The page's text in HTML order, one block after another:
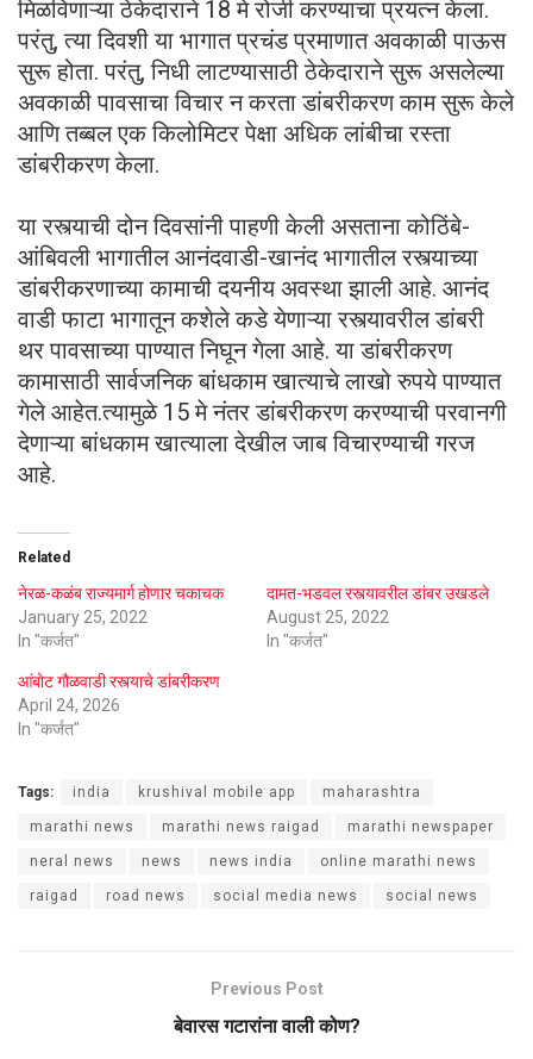
मिळविणाऱ्या ठेकेदाराने 18 मे रोजी करण्याचा प्रयत्न केला.
परंतु, त्या दिवशी या भागात प्रचंड प्रमाणात अवकाळी पाऊस
सुरू होता. परंतु, निधी लाटण्यासाठी ठेकेदाराने सुरू असलेल्या
अवकाळी पावसाचा विचार न करता डांबरीकरण काम सुरू केले
आणि तब्बल एक किलोमिटर पेक्षा अधिक लांबीचा रस्ता
डांबरीकरण केला.
या रस्त्याची दोन दिवसांनी पाहणी केली असताना कोठिंबे-
आंबिवली भागातील आनंदवाडी-खानंद भागातील रस्त्याच्या
डांबरीकरणाच्या कामाची दयनीय अवस्था झाली आहे. आनंद
वाडी फाटा भागातून कशेले कडे येणाऱ्या रस्त्यावरील डांबरी
थर पावसाच्या पाण्यात निघून गेला आहे. या डांबरीकरण
कामासाठी सार्वजनिक बांधकाम खात्याचे लाखो रुपये पाण्यात
गेले आहेत.त्यामुळे 15 मे नंतर डांबरीकरण करण्याची परवानगी
देणाऱ्या बांधकाम खात्याला देखील जाब विचारण्याची गरज
आहे.
Related
नेरळ-कळंब राज्यमार्ग होणार चकाचक
January 25, 2022
In "कर्जत"
दामत-भडवल रस्त्यावरील डांबर उखडले
August 25, 2022
In "कर्जत"
आंबोट गौळवाडी रस्त्याचे डांबरीकरण
April 24, 2026
In "कर्जत"
Tags: india krushival mobile app maharashtra
marathi news marathi news raigad marathi newspaper
neral news news news india online marathi news
raigad road news social media news social news
Previous Post
बेवारस गटारांना वाली कोण?